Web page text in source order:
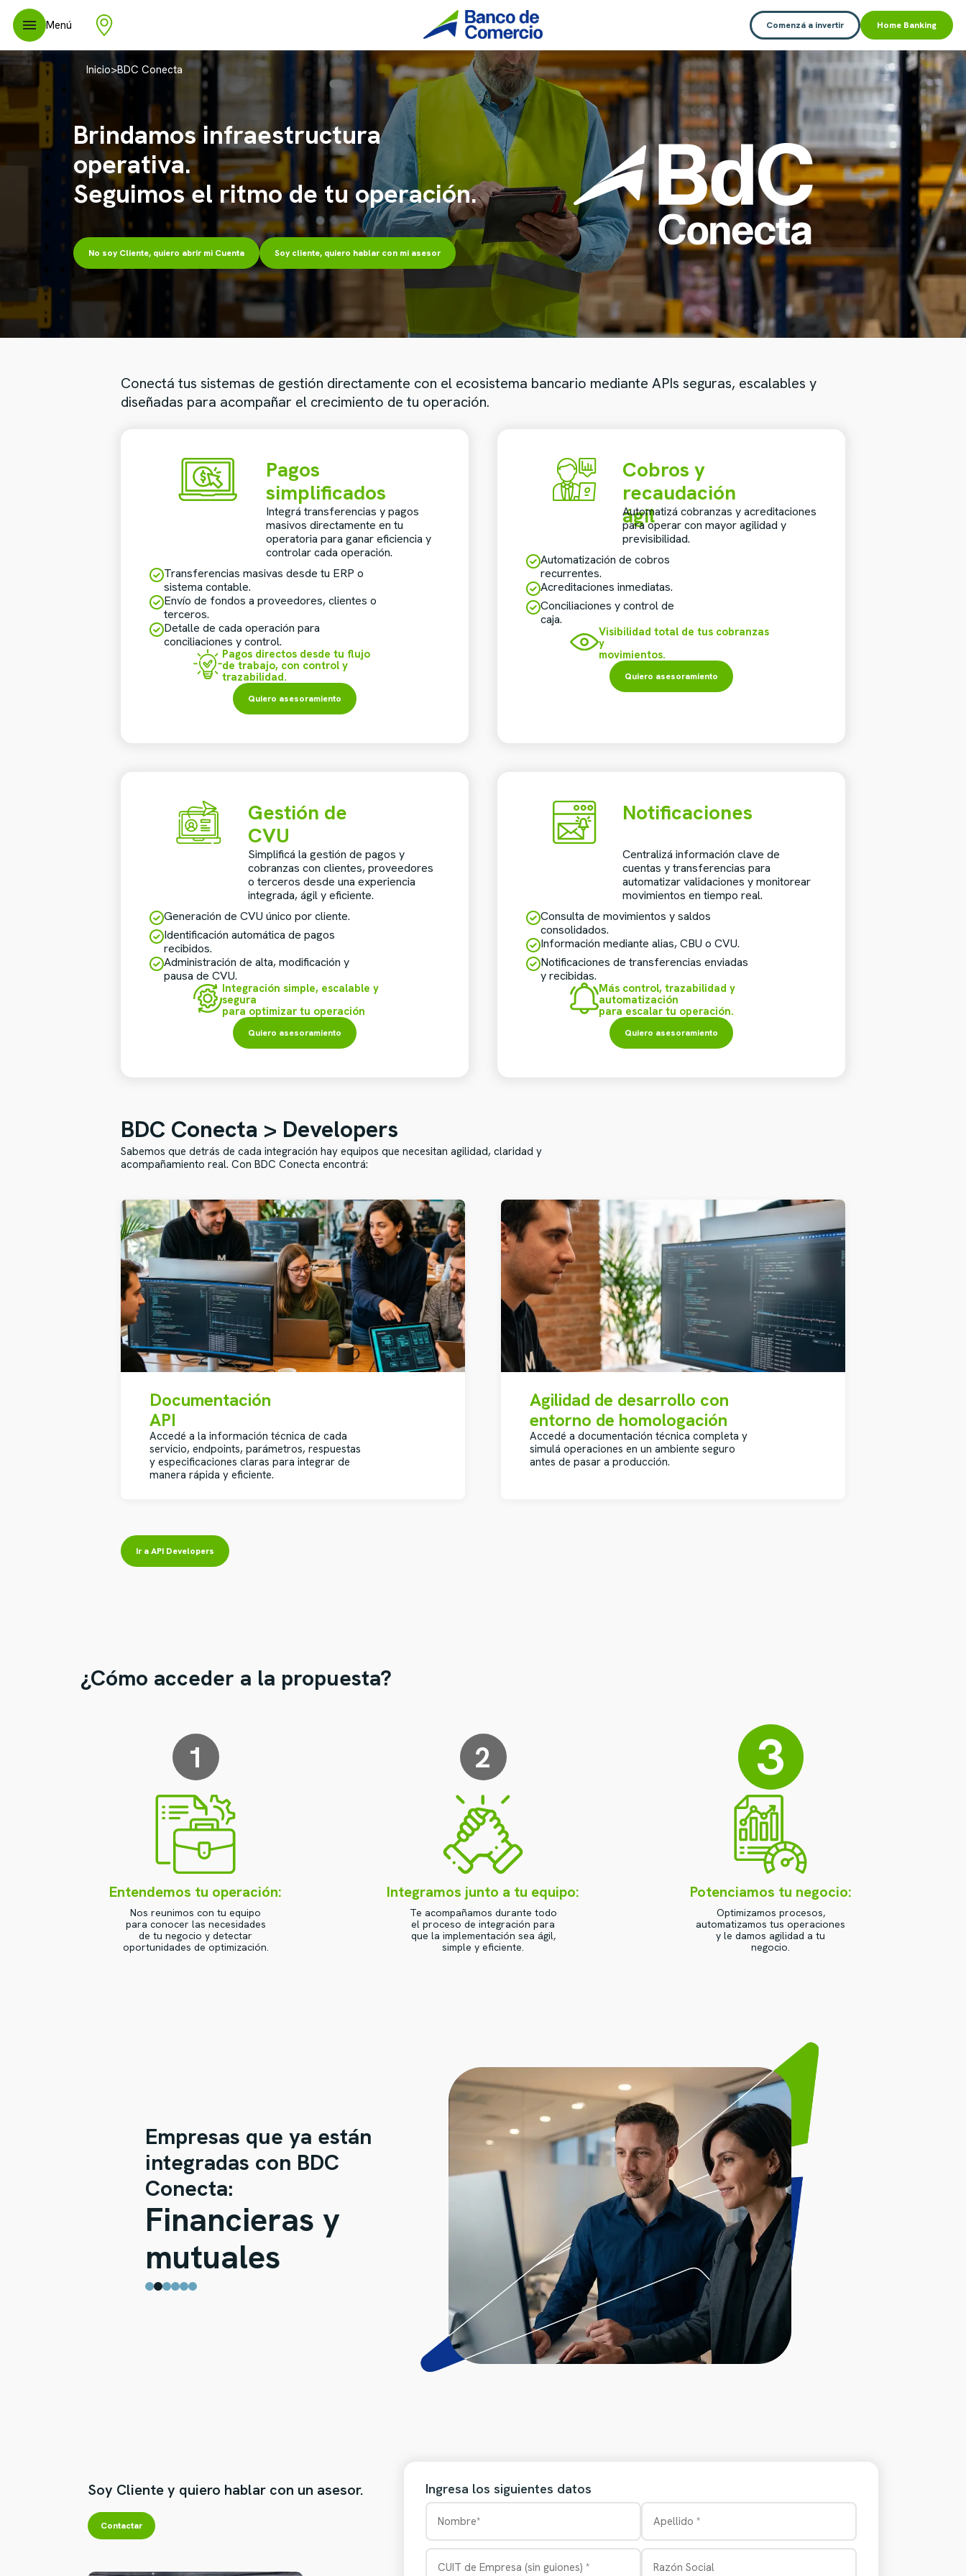
Menú Comenzá a invertir Home Banking
Inicio>BDC Conecta
Brindamos infraestructura
operativa.
Seguimos el ritmo de tu operación.
No soy Cliente, quiero abrir mi Cuenta Soy cliente, quiero hablar con mi asesor
Conectá tus sistemas de gestión directamente con el ecosistema bancario mediante APIs seguras, escalables y
diseñadas para acompañar el crecimiento de tu operación.
Pagos
simplificados
Integrá transferencias y pagos
masivos directamente en tu
operatoria para ganar eficiencia y
controlar cada operación.
Transferencias masivas desde tu ERP o
sistema contable.
Envío de fondos a proveedores, clientes o
terceros.
Detalle de cada operación para
conciliaciones y control.
Pagos directos desde tu flujo
de trabajo, con control y
trazabilidad.
Quiero asesoramiento
Cobros y
recaudación
ágil
Automatizá cobranzas y acreditaciones
para operar con mayor agilidad y
previsibilidad.
Automatización de cobros
recurrentes.
Acreditaciones inmediatas.
Conciliaciones y control de
caja.
Visibilidad total de tus cobranzas
y
movimientos.
Quiero asesoramiento
Gestión de
CVU
Simplificá la gestión de pagos y
cobranzas con clientes, proveedores
o terceros desde una experiencia
integrada, ágil y eficiente.
Generación de CVU único por cliente.
Identificación automática de pagos
recibidos.
Administración de alta, modificación y
pausa de CVU.
Integración simple, escalable y
segura
para optimizar tu operación
Quiero asesoramiento
Notificaciones
Centralizá información clave de
cuentas y transferencias para
automatizar validaciones y monitorear
movimientos en tiempo real.
Consulta de movimientos y saldos
consolidados.
Información mediante alias, CBU o CVU.
Notificaciones de transferencias enviadas
y recibidas.
Más control, trazabilidad y
automatización
para escalar tu operación.
Quiero asesoramiento
BDC Conecta > Developers
Sabemos que detrás de cada integración hay equipos que necesitan agilidad, claridad y
acompañamiento real. Con BDC Conecta encontrá:
Documentación
API
Accedé a la información técnica de cada
servicio, endpoints, parámetros, respuestas
y especificaciones claras para integrar de
manera rápida y eficiente.
Agilidad de desarrollo con
entorno de homologación
Accedé a documentación técnica completa y
simulá operaciones en un ambiente seguro
antes de pasar a producción.
Ir a API Developers
¿Cómo acceder a la propuesta?
1
Entendemos tu operación:
Nos reunimos con tu equipo
para conocer las necesidades
de tu negocio y detectar
oportunidades de optimización.
2
Integramos junto a tu equipo:
Te acompañamos durante todo
el proceso de integración para
que la implementación sea ágil,
simple y eficiente.
3
Potenciamos tu negocio:
Optimizamos procesos,
automatizamos tus operaciones
y le damos agilidad a tu
negocio.
Empresas que ya están
integradas con BDC
Conecta:
Financieras y
mutuales
Soy Cliente y quiero hablar con un asesor.
Contactar
Ingresa los siguientes datos